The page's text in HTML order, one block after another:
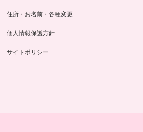
住所・お名前・各種変更
個人情報保護方針
サイトポリシー